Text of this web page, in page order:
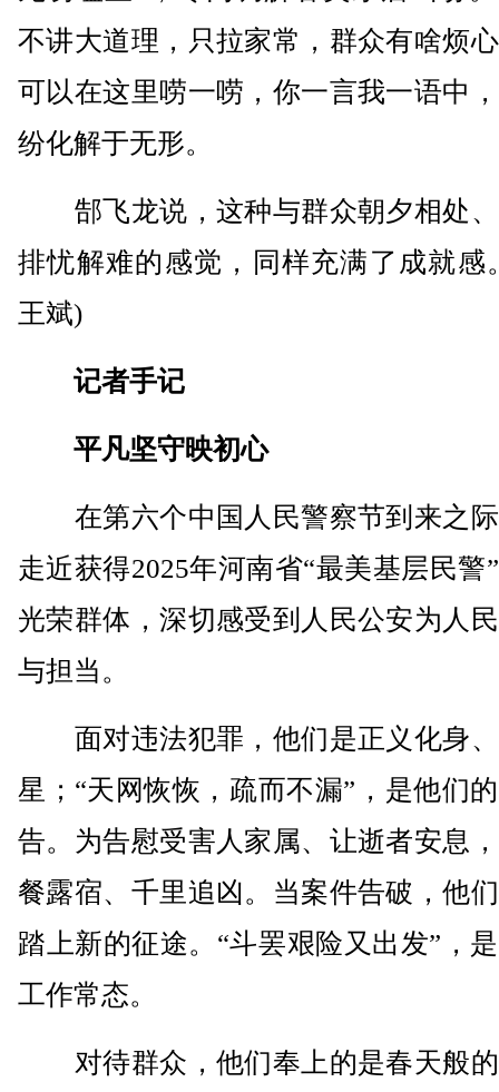
不讲大道理，只拉家常，群众有啥烦
可以在这里唠一唠，你一言我一语中
纷化解于无形。
郜飞龙说，这种与群众朝夕相处
排忧解难的感觉，同样充满了成就感
王斌)
记者手记
平凡坚守映初心
在第六个中国人民警察节到来之
走近获得2025年河南省“最美基层民警
光荣群体，深切感受到人民公安为人
与担当。
面对违法犯罪，他们是正义化身
星；“天网恢恢，疏而不漏”，是他们
告。为告慰受害人家属、让逝者安息
餐露宿、千里追凶。当案件告破，他
踏上新的征途。“斗罢艰险又出发”，
工作常态。
对待群众，他们奉上的是春天般